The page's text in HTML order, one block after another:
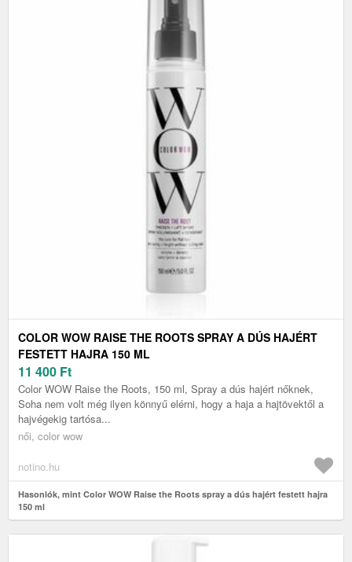
COLOR WOW RAISE THE ROOTS SPRAY A DÚS HAJÉRT
FESTETT HAJRA 150 ML
11 400 Ft
Color WOW Raise the Roots, 150 ml, Spray a dús hajért nőknek,
Soha nem volt még ilyen könnyű elérni, hogy a haja a hajtövektől a
hajvégekig tartósa...
női, color wow
notino.hu
Hasonlók, mint Color WOW Raise the Roots spray a dús hajért festett hajra
150 ml